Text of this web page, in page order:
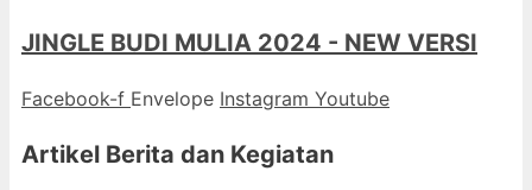
JINGLE BUDI MULIA 2024 - NEW VERSI
Facebook-f Envelope Instagram Youtube
Artikel Berita dan Kegiatan